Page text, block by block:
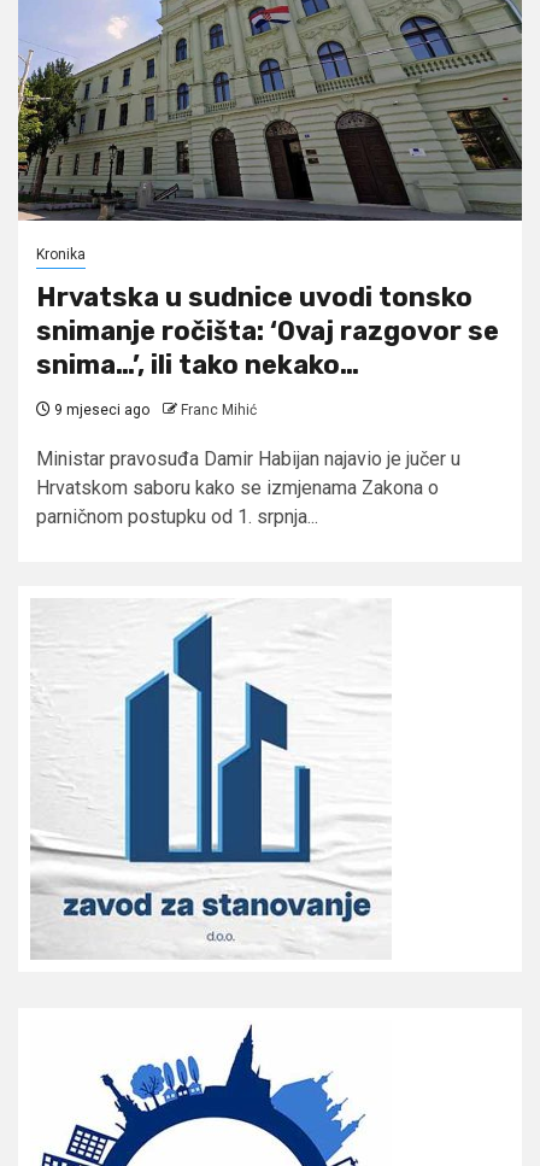
Kronika
Hrvatska u sudnice uvodi tonsko
snimanje ročišta: ‘Ovaj razgovor se
snima…’, ili tako nekako…
9 mjeseci ago Franc Mihić
Ministar pravosuđa Damir Habijan najavio je jučer u
Hrvatskom saboru kako se izmjenama Zakona o
parničnom postupku od 1. srpnja...